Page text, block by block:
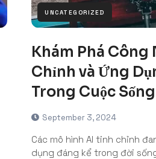
UNCATEGORIZED
Khám Phá Công
Chỉnh và Ứng
Trong Cuộc
September 3, 2024
Các mô hình AI tinh chỉnh
dụng đáng kể trong đời